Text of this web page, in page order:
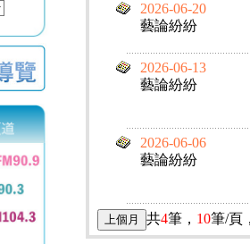
2026-06-20
藝論紛紛
2026-06-13
藝論紛紛
2026-06-06
藝論紛紛
共4筆， 10筆/頁